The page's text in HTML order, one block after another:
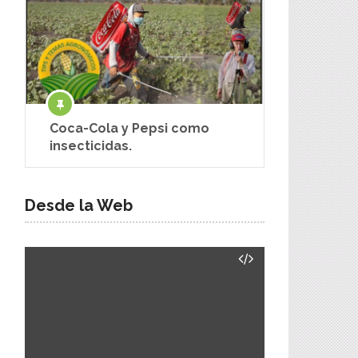
Coca-Cola y Pepsi como
insecticidas.
Desde la Web